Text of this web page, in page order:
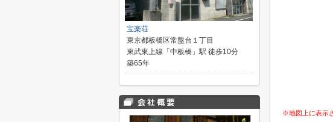
※地図上に表示
宝楽荘
東京都板橋区常盤台１丁目
東武東上線「中板橋」駅 徒歩10分
築65年